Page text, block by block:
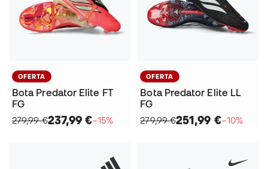
OFERTA
Bota Predator Elite FT
FG
279,99 €237,99 €−15%
OFERTA
Bota Predator Elite LL
FG
279,99 €251,99 €−10%